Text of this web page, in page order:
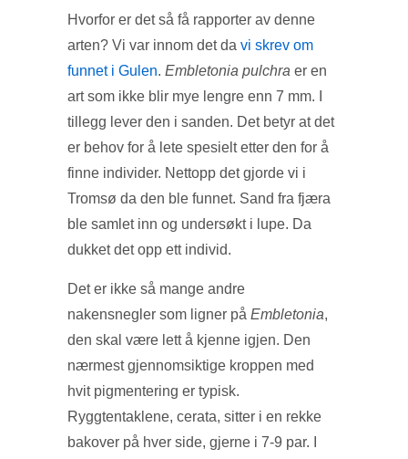
Hvorfor er det så få rapporter av denne
arten? Vi var innom det da vi skrev om
funnet i Gulen. Embletonia pulchra er en
art som ikke blir mye lengre enn 7 mm. I
tillegg lever den i sanden. Det betyr at det
er behov for å lete spesielt etter den for å
finne individer. Nettopp det gjorde vi i
Tromsø da den ble funnet. Sand fra fjæra
ble samlet inn og undersøkt i lupe. Da
dukket det opp ett individ.
Det er ikke så mange andre
nakensnegler som ligner på Embletonia,
den skal være lett å kjenne igjen. Den
nærmest gjennomsiktige kroppen med
hvit pigmentering er typisk.
Ryggtentaklene, cerata, sitter i en rekke
bakover på hver side, gjerne i 7-9 par. I